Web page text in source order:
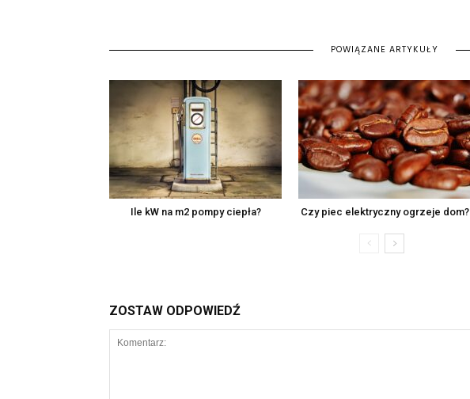
POWIĄZANE ARTYKUŁY
Ile kW na m2 pompy ciepła? Czy piec elektryczny ogrzeje dom?
ZOSTAW ODPOWIEDŹ